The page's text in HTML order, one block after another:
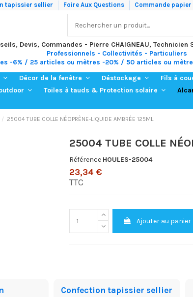
tapissier sellier Foire Aux Questions Commande papier
Devis, Commandes - Pierre CHAIGNEAU,
Professionnels - Collectivités - Particuliers
-6% / 25 articles ou mètres -20% / 50 articles ou
Décor de la fenêtre Déstockage Fils à
Toiles à tauds & Protection solaire
25004 TUBE COLLE NÉOPRÈNE-LIQUIDE AMBRÉE 125ML
25004 TUBE COLLE
Référence HOULES-25004
23,34 €
TTC
Ajouter au panier
Confection tapissier sellier